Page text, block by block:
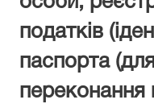
податків
паспорта (для
переконання